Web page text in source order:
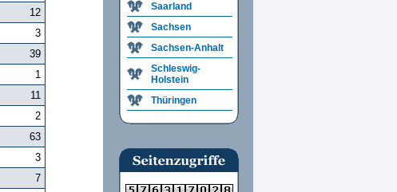
12
3
39
1
11
2
63
3
7
Saarland
Sachsen
Sachsen-Anhalt
Schleswig-
Holstein
Thüringen